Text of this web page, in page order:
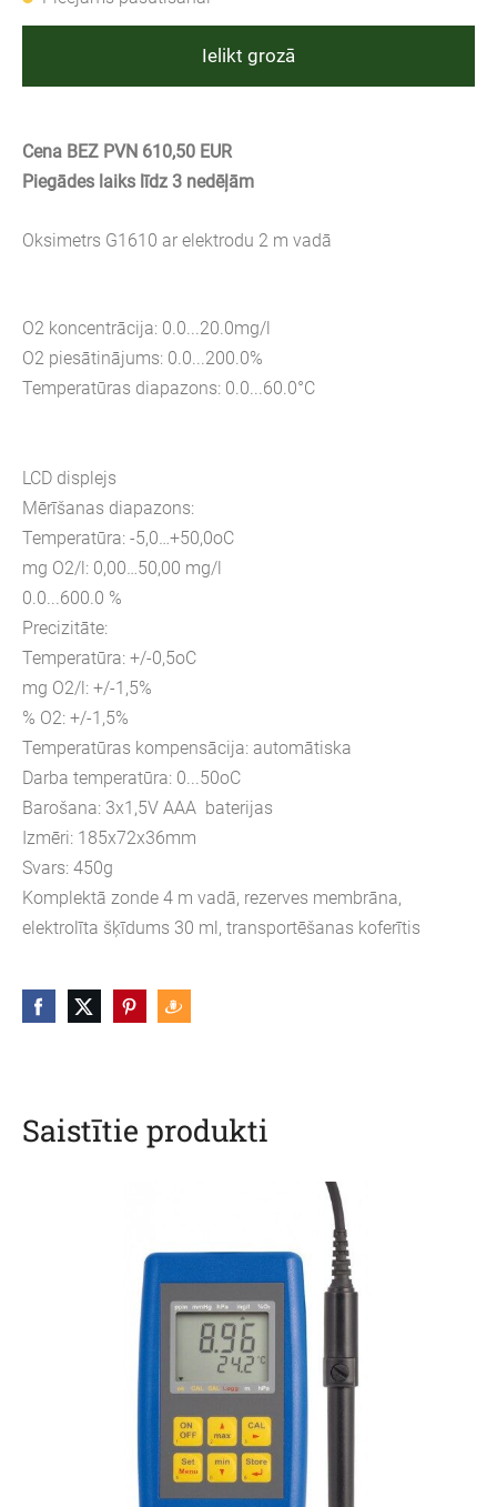
Ielikt grozā
Cena BEZ PVN 610,50 EUR
Piegādes laiks līdz 3 nedēļām
Oksimetrs G1610 ar elektrodu 2 m vadā
O2 koncentrācija: 0.0...20.0mg/l
O2 piesātinājums: 0.0...200.0%
Temperatūras diapazons: 0.0...60.0°C
LCD displejs
Mērīšanas diapazons:
Temperatūra: -5,0…+50,0oC
mg O2/l: 0,00…50,00 mg/l
0.0...600.0 %
Precizitāte:
Temperatūra: +/-0,5oC
mg O2/l: +/-1,5%
% O2: +/-1,5%
Temperatūras kompensācija: automātiska
Darba temperatūra: 0...50oC
Barošana: 3x1,5V AAA baterijas
Izmēri: 185x72x36mm
Svars: 450g
Komplektā zonde 4 m vadā, rezerves membrāna,
elektrolīta šķīdums 30 ml, transportēšanas koferītis
Saistītie produkti